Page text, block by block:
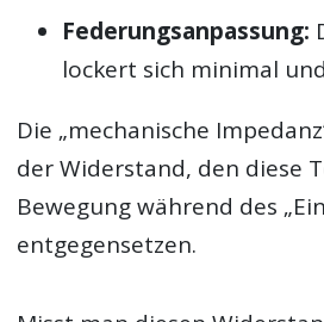
Federungsanpassung:
lockert sich minimal
Die „mechanische
der Widerstand, den diese
Bewegung während des
entgegensetzen.